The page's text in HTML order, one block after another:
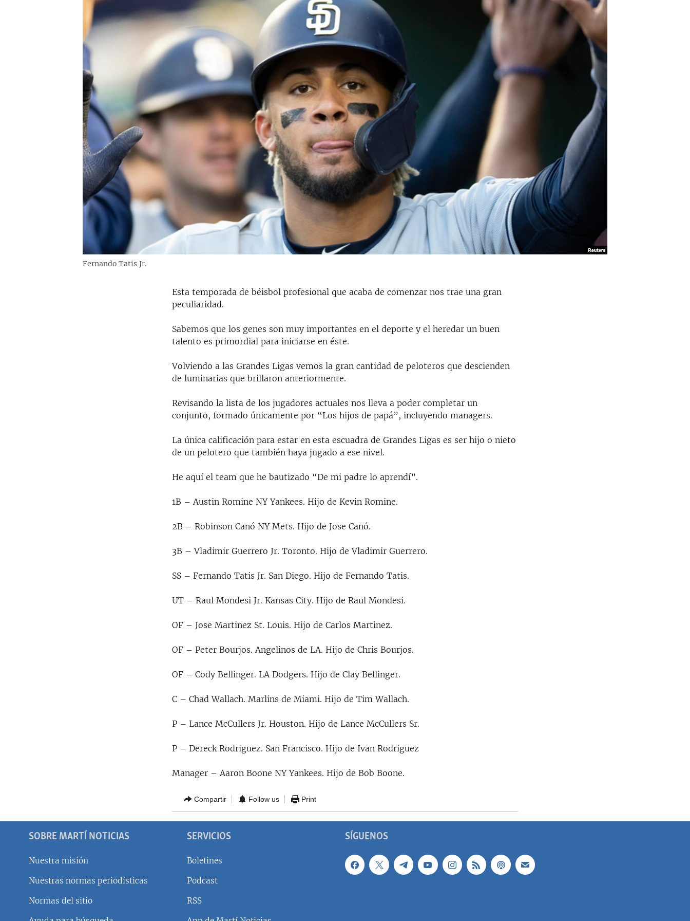
LOS SANTOS DE HIALEAH
DESINFORMACIÓN RUSA EN
LA INVASIÓN DE RUSIA A UCRANIA
Fernando Tatis Jr.
Esta temporada de béisbol profesional que acaba de comenzar nos trae una gran
peculiaridad.
Sabemos que los genes son muy importantes en el deporte y el heredar un buen
talento es primordial para iniciarse en éste.
Volviendo a las Grandes Ligas vemos la gran cantidad de peloteros que descienden
de luminarias que brillaron anteriormente.
Revisando la lista de los jugadores actuales nos lleva a poder completar un
conjunto, formado únicamente por “Los hijos de papá”, incluyendo managers.
La única calificación para estar en esta escuadra de Grandes Ligas es ser hijo o nieto
de un pelotero que también haya jugado a ese nivel.
He aquí el team que he bautizado “De mi padre lo aprendí”.
1B – Austin Romine NY Yankees. Hijo de Kevin Romine.
2B – Robinson Canó NY Mets. Hijo de Jose Canó.
3B – Vladimir Guerrero Jr. Toronto. Hijo de Vladimir Guerrero.
SS – Fernando Tatis Jr. San Diego. Hijo de Fernando Tatis.
UT – Raul Mondesi Jr. Kansas City. Hijo de Raul Mondesi.
OF – Jose Martinez St. Louis. Hijo de Carlos Martinez.
OF – Peter Bourjos. Angelinos de LA. Hijo de Chris Bourjos.
OF – Cody Bellinger. LA Dodgers. Hijo de Clay Bellinger.
C – Chad Wallach. Marlins de Miami. Hijo de Tim Wallach.
P – Lance McCullers Jr. Houston. Hijo de Lance McCullers Sr.
P – Dereck Rodriguez. San Francisco. Hijo de Ivan Rodriguez
Manager – Aaron Boone NY Yankees. Hijo de Bob Boone.
Compartir Follow us Print
SÍGUENOS
SOBRE MARTÍ NOTICIAS
Nuestra misión
Nuestras normas periodísticas
Normas del sitio
SERVICIOS
Boletines
Podcast
RSS